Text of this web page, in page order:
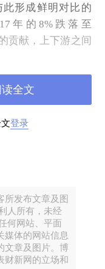
此形成鲜明对比的
年的8%跌落至
贡献，上下游之间
崔东树直言。
难以盈利的尴尬局
深层次的原因？又
累了车企利润。这
，市场进入了持续
续发酵的内卷式价
的直接导火索。这
是一场典型的“囚
登录
全文
发布文章及图
人所有，未经
何网站、平面
媒体的网站信息
文章及图片。博
财新网的立场和